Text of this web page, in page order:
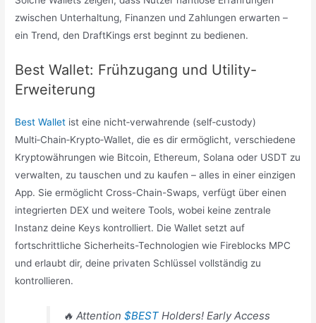
zwischen Unterhaltung, Finanzen und Zahlungen erwarten –
ein Trend, den DraftKings erst beginnt zu bedienen.
Best Wallet: Frühzugang und Utility-
Erweiterung
Best Wallet ist eine nicht‑verwahrende (self‑custody)
Multi‑Chain‑Krypto‑Wallet, die es dir ermöglicht, verschiedene
Kryptowährungen wie Bitcoin, Ethereum, Solana oder USDT zu
verwalten, zu tauschen und zu kaufen – alles in einer einzigen
App. Sie ermöglicht Cross-Chain-Swaps, verfügt über einen
integrierten DEX und weitere Tools, wobei keine zentrale
Instanz deine Keys kontrolliert. Die Wallet setzt auf
fortschrittliche Sicherheits-Technologien wie Fireblocks MPC
und erlaubt dir, deine privaten Schlüssel vollständig zu
kontrollieren.
🔥 Attention$BEST Holders! Early Access